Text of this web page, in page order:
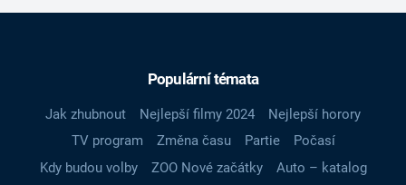
Populární témata
Jak zhubnout Nejlepší filmy 2024
Nejlepší horory
TV program
Změna času Partie
Počasí
Kdy budou volby
ZOO Nové začátky
Auto – katalog